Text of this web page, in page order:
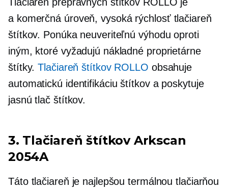
a komerčná úroveň, vysoká rýchlosťtlačiareň
štítkov. Ponúka neuveriteľnú výhodu oproti
iným, ktoré vyžadujú nákladné proprietárne
štítky. Tlačiareň štítkov ROLLO obsahuje
automatickú identifikáciu štítkov a poskytuje
jasnú tlač štítkov.
3. Tlačiareň štítkov Arkscan
2054A
Táto tlačiareň je najlepšou termálnou tlačiarňou